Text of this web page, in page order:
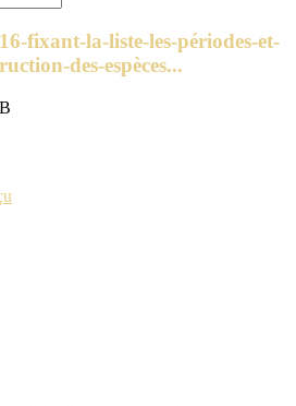
fixant-la-liste-les-périodes-et-
des-espèces...